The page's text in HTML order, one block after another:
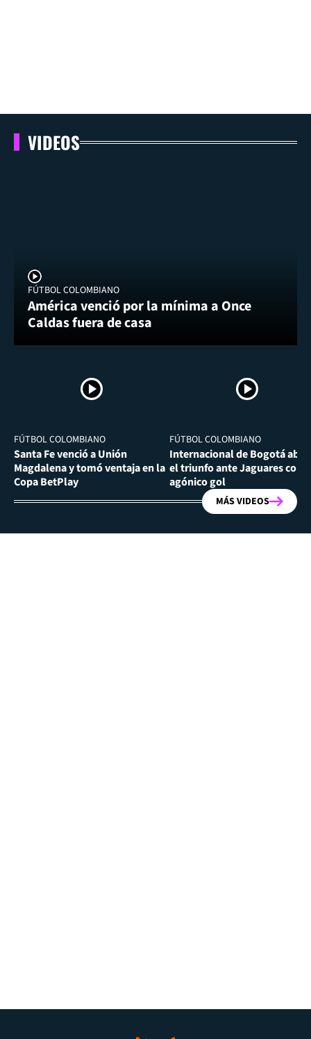
VIDEOS
FÚTBOL COLOMBIANO
América venció por la mínima a Once
Caldas fuera de casa
FÚTBOL COLOMBIANO
Santa Fe venció a Unión
Magdalena y tomó ventaja en la
Copa BetPlay
FÚTBOL COLOMBIANO
Internacional de Bogotá
el triunfo ante Jaguares con
agónico gol
MÁS VIDEOS